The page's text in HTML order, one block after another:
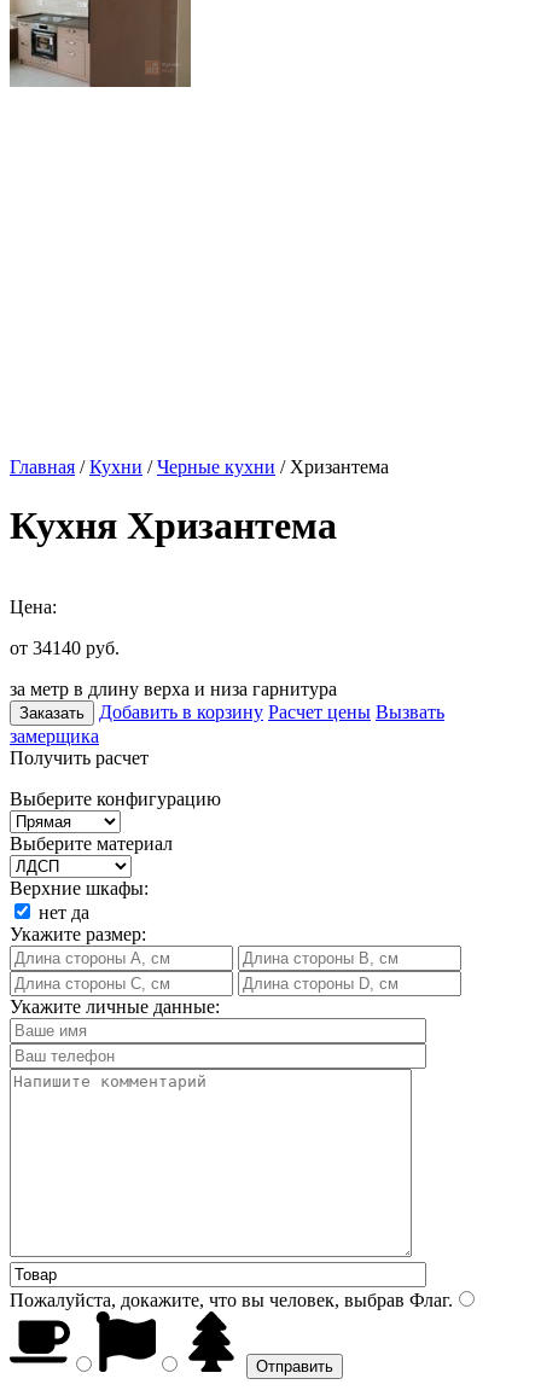
Главная /Кухни /Черные кухни / Хризантема
Кухня Хризантема
Цена:
от 34140 руб.
за метр в длину верха и низа гарнитура
Заказать Добавить в корзину Расчет цены Вызвать
замерщика
Получить расчет
Выберите конфигурацию
Выберите материал
Верхние шкафы:
нет да
Укажите размер:
Укажите личные данные:
Пожалуйста, докажите, что вы человек, выбрав Флаг.